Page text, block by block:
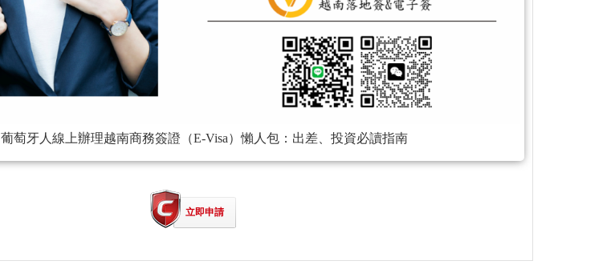
葡萄牙人線上辦理越南商務簽證（E-Visa）懶人包：出差、投資必讀指南
立即申請